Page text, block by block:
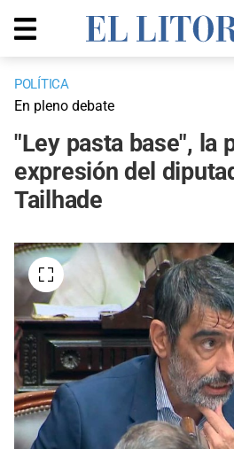
POLÍTICA
En pleno debate
"Ley pasta base", la
expresión del
Tailhade